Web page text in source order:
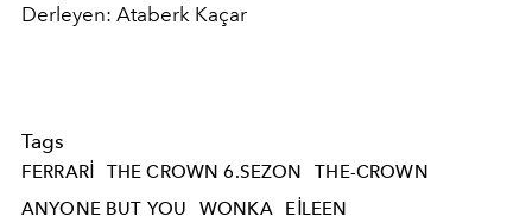
Derleyen: Ataberk Kaçar
Tags
FERRARI THE CROWN 6.SEZON
THE-CROWN
ANYONE BUT YOU
WONKA EILEEN